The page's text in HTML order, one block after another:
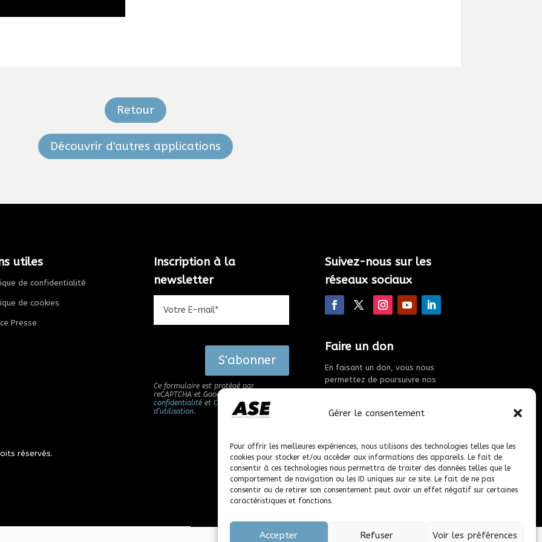
Gérer le consentement
Pour offrir les meilleures expériences, nous utilisons des technologies telles que les
cookies pour stocker et/ou accéder aux informations des appareils. Le fait de
consentir à ces technologies nous permettra de traiter des données telles que le
comportement de navigation ou les ID uniques sur ce site. Le fait de ne pas
consentir ou de retirer son consentement peut avoir un effet négatif sur certaines
caractéristiques et fonctions.
Accepter Refuser Voir les préférences
Retour
Découvrir d'autres applications
utiles
de confidentialité
de cookies
Presse
Inscription à la
newsletter
S'abonner
Ce formulaire est protégé par
reCAPTCHA et Google
confidentialitéet Conditions
d’utilisation.
Suivez-nous sur les
réseaux sociaux
Faire un don
En faisant un don, vous nous
permettez de poursuivre nos
actions.
réservés.